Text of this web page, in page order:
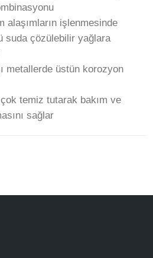
işlenmesinde
suda çözülebilir yağlara
metallerde üstün korozyon
temiz tutarak bakım ve
sağlar